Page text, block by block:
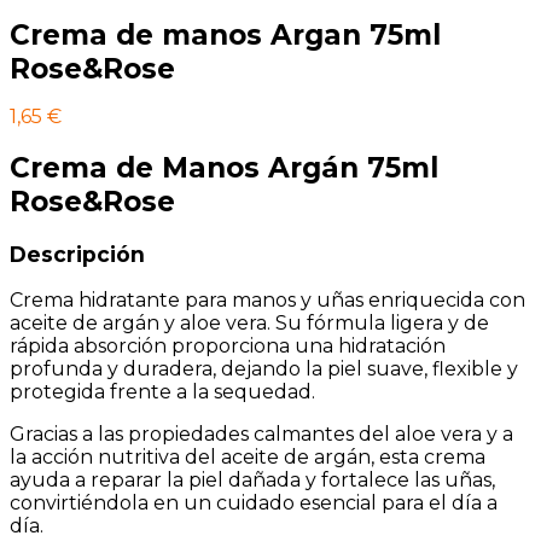
Crema de manos Argan 75ml
Rose&Rose
1,65 €
Crema de Manos Argán 75ml
Rose&Rose
Descripción
Crema hidratante para manos y uñas enriquecida con
aceite de argán y aloe vera. Su fórmula ligera y de
rápida absorción proporciona una hidratación
profunda y duradera, dejando la piel suave, flexible y
protegida frente a la sequedad.
Gracias a las propiedades calmantes del aloe vera y a
la acción nutritiva del aceite de argán, esta crema
ayuda a reparar la piel dañada y fortalece las uñas,
convirtiéndola en un cuidado esencial para el día a
día.